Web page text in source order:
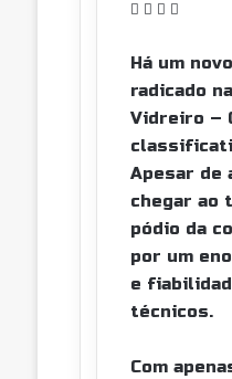
F
c
o
o
k
X W
a
A
p
p
r
l
h
a
r
a
E
m
Há um
radicado
Vidreiro –
Apesar de
chegar ao
pódio da
por um
e
técnicos.
Com